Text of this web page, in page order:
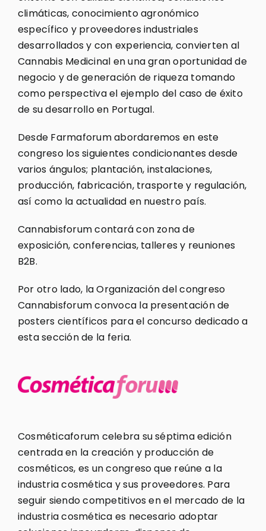
climáticas, conocimiento agronómico
específico y proveedores industriales
desarrollados y con experiencia, convierten al
Cannabis Medicinal en una gran oportunidad de
negocio y de generación de riqueza tomando
como perspectiva el ejemplo del caso de éxito
de su desarrollo en Portugal.
Desde Farmaforum abordaremos en este
congreso los siguientes condicionantes desde
varios ángulos; plantación, instalaciones,
producción, fabricación, trasporte y regulación,
así como la actualidad en nuestro país.
Cannabisforum contará con zona de
exposición, conferencias, talleres y reuniones
B2B.
Por otro lado, la Organización del congreso
Cannabisforum convoca la presentación de
posters científicos para el concurso dedicado a
esta sección de la feria.
Cosméticaforum celebra su séptima edición
centrada en la creación y producción de
cosméticos, es un congreso que reúne a la
industria cosmética y sus proveedores. Para
seguir siendo competitivos en el mercado de la
industria cosmética es necesario adoptar